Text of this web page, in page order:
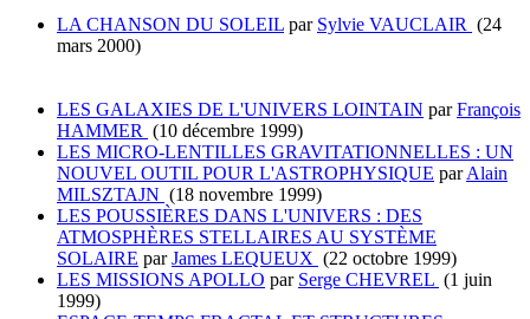
LA CHANSON DU SOLEIL par Sylvie VAUCLAIR (24
mars 2000)
LES GALAXIES DE L'UNIVERS LOINTAIN parFrançois
HAMMER (10 décembre 1999)
LES MICRO-LENTILLES GRAVITATIONNELLES : UN
NOUVEL OUTIL POUR L'ASTROPHYSIQUE parAlain
MILSZTAJN (18 novembre 1999)
LES POUSSIÈRES DANS L'UNIVERS : DES
ATMOSPHÈRES STELLAIRES AU SYSTÈME
SOLAIRE parJames LEQUEUX (22 octobre 1999)
LES MISSIONS APOLLO par Serge CHEVREL (1 juin
1999)